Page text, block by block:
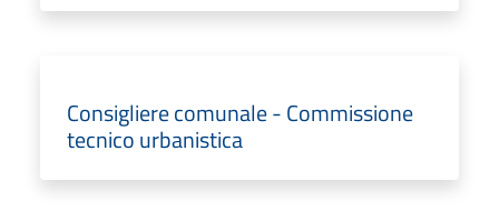
Consigliere comunale - Commissione
tecnico urbanistica